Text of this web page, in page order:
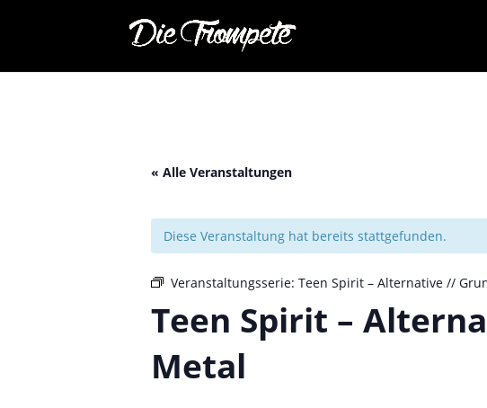
« Alle Veranstaltungen
Diese Veranstaltung hat bereits stattgefunden.
Veranstaltungsserie: Teen Spirit – Alternative //
Teen Spirit –
Metal